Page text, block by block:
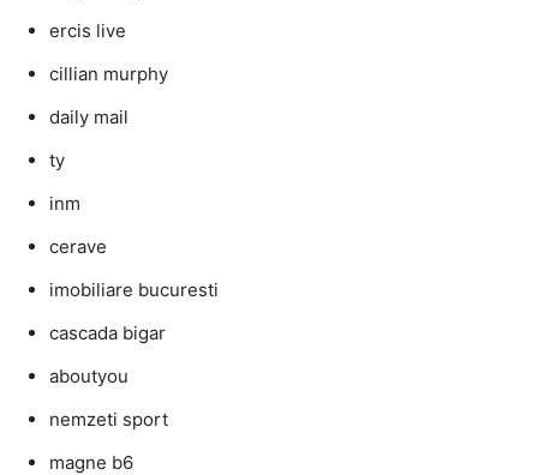
ercis live
cillian murphy
daily mail
ty
inm
cerave
imobiliare bucuresti
cascada bigar
aboutyou
nemzeti sport
magne b6